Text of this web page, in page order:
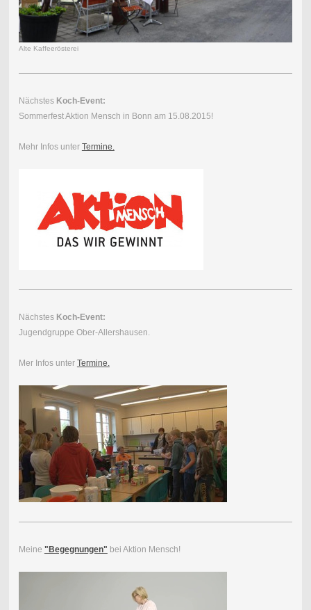
Alte Kaffeerösterei
Nächstes Koch-Event:
Sommerfest Aktion Mensch in Bonn am 15.08.2015!
Mehr Infos unter Termine.
Nächstes Koch-Event:
Jugendgruppe Ober-Allershausen.
Mer Infos unter Termine.
Meine "Begegnungen" bei Aktion Mensch!